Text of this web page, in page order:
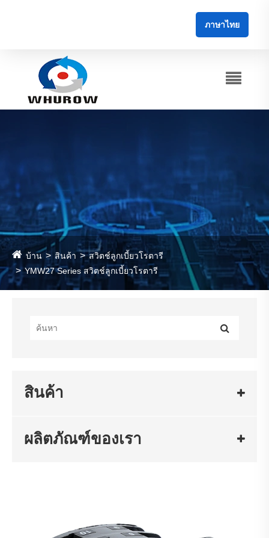
ภาษาไทย
บ้าน สินค้า
สวิตช์ลูกเบี้ยวโรตารี
YMW27 Series สวิตช์ลูกเบี้ยวโรตารี
สินค้า
ผลิตภัณฑ์ของเรา